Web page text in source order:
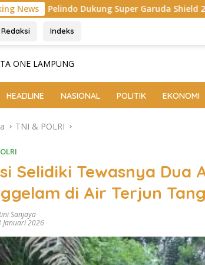
News
Garuda Shield 2026 Danrem 043/
Redaksi Indeks
HEADLINE NASIONAL POLITIK EKONOMI
TNI & POLRI
Selidiki Tewasnya Dua
di Air Terjun
Sanjaya
Januari 2026